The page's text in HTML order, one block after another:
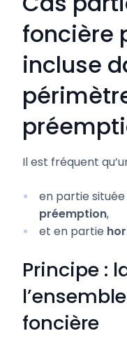
foncière
incluse
Il est fréquent
en partie située
préemption,
et en partie
Principe :
foncière